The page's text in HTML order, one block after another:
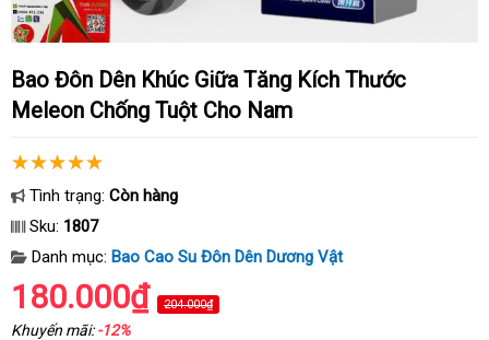
Bao Đôn Dên Khúc Giữa Tăng Kích Thước
Meleon Chống Tuột Cho Nam
Tình trạng: Còn hàng
Sku: 1807
Danh mục: Bao Cao Su Đôn Dên Dương Vật
180.000₫ 204.000₫
Khuyến mãi:-12%